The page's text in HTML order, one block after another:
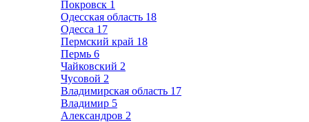
Покровск 1
Одесская область 18
Одесса 17
Пермский край 18
Пермь 6
Чайковский 2
Чусовой 2
Владимирская область 17
Владимир 5
Александров 2